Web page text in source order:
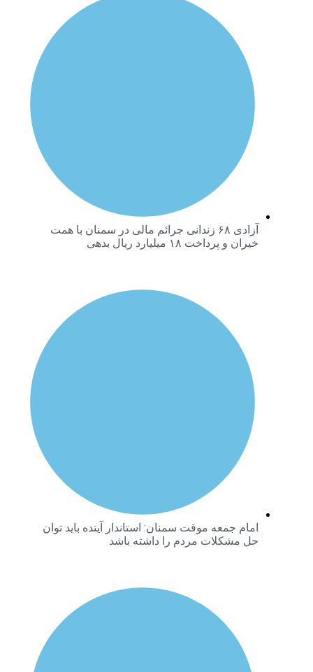
آزادی ۶۸ زندانی جرائم مالی در سمنان با همت
خیران و پرداخت ۱۸ میلیارد ریال بدهی
امام جمعه موقت سمنان: استاندار آینده باید توان
حل مشکلات مردم را داشته باشد